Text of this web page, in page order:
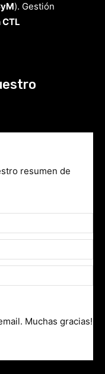
). Gestión
resumen de
Muchas gracias!